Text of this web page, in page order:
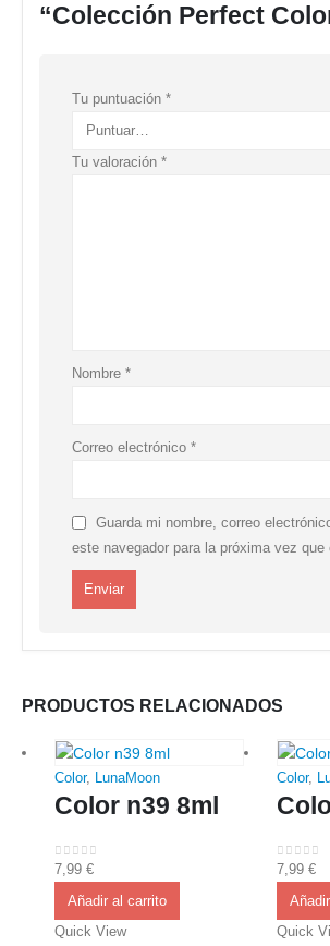
“Colección Perfect
Tu puntuación *
Tu valoración *
Nombre *
Correo electrónico *
Guarda mi nombre, correo
este navegador para la próxima vez que
PRODUCTOS RELACIONADOS
Color, LunaMoon
Color n39 8ml
0out of 5
7,99 €
Añadir al carrito
Quick View
Color,
0out of
7,99 €
Quick